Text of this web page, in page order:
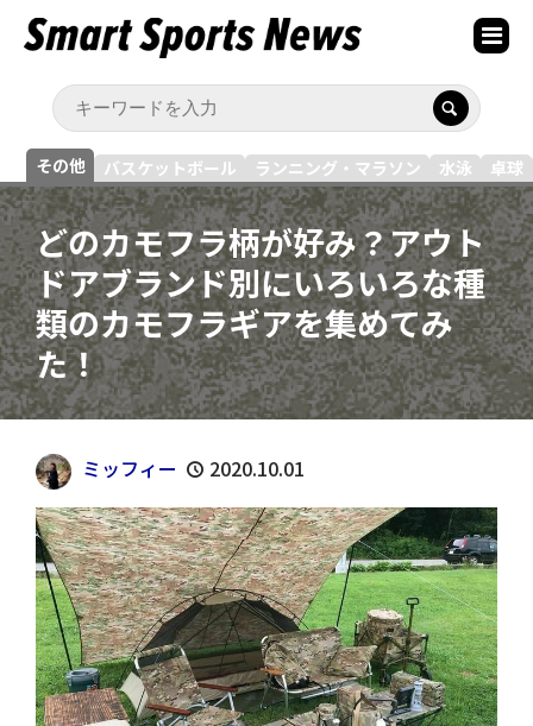
その他 バスケットボール ランニング・マラソン 水泳 卓球
どのカモフラ柄が好み？アウト
ドアブランド別にいろいろな種
類のカモフラギアを集めてみ
た！
ミッフィー 2020.10.01